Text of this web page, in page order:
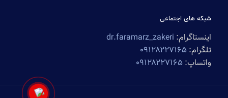
شبکه های اجتماعی
اینستاگرام: dr.faramarz_zakeri
تلگرام: ۰۹۱۲۸۲۲۷۱۶۵
واتساپ: ۰۹۱۲۸۲۲۷۱۶۵